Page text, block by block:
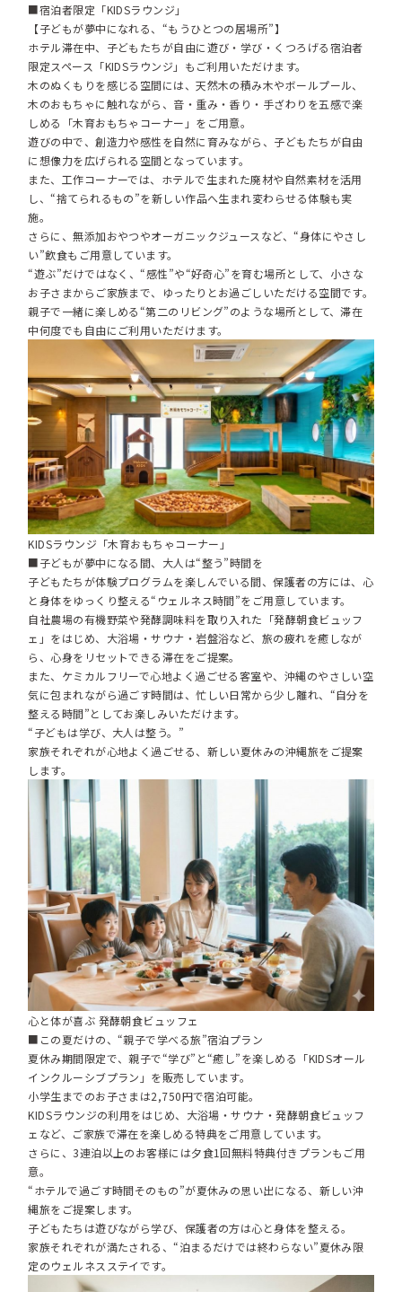
■宿泊者限定「KIDSラウンジ」
【子どもが夢中になれる、“もうひとつの居場所”】
ホテル滞在中、子どもたちが自由に遊び・学び・くつろげる宿泊者
限定スペース「KIDSラウンジ」もご利用いただけます。
木のぬくもりを感じる空間には、天然木の積み木やボールプール、
木のおもちゃに触れながら、音・重み・香り・手ざわりを五感で楽
しめる「木育おもちゃコーナー」をご用意。
遊びの中で、創造力や感性を自然に育みながら、子どもたちが自由
に想像力を広げられる空間となっています。
また、工作コーナーでは、ホテルで生まれた廃材や自然素材を活用
し、“捨てられるもの”を新しい作品へ生まれ変わらせる体験も実
施。
さらに、無添加おやつやオーガニックジュースなど、“身体にやさし
い”飲食もご用意しています。
“遊ぶ”だけではなく、“感性”や“好奇心”を育む場所として、小さな
お子さまからご家族まで、ゆったりとお過ごしいただける空間です。
親子で一緒に楽しめる“第二のリビング”のような場所として、滞在
中何度でも自由にご利用いただけます。
KIDSラウンジ「木育おもちゃコーナー」
■子どもが夢中になる間、大人は“整う”時間を
子どもたちが体験プログラムを楽しんでいる間、保護者の方には、心
と身体をゆっくり整える“ウェルネス時間”をご用意しています。
自社農場の有機野菜や発酵調味料を取り入れた「発酵朝食ビュッフ
ェ」をはじめ、大浴場・サウナ・岩盤浴など、旅の疲れを癒しなが
ら、心身をリセットできる滞在をご提案。
また、ケミカルフリーで心地よく過ごせる客室や、沖縄のやさしい空
気に包まれながら過ごす時間は、忙しい日常から少し離れ、“自分を
整える時間”としてお楽しみいただけます。
“子どもは学び、大人は整う。”
家族それぞれが心地よく過ごせる、新しい夏休みの沖縄旅をご提案
します。
心と体が喜ぶ 発酵朝食ビュッフェ
■この夏だけの、“親子で学べる旅”宿泊プラン
夏休み期間限定で、親子で“学び”と“癒し”を楽しめる「KIDSオール
インクルーシブプラン」を販売しています。
小学生までのお子さまは2,750円で宿泊可能。
KIDSラウンジの利用をはじめ、大浴場・サウナ・発酵朝食ビュッフ
ェなど、ご家族で滞在を楽しめる特典をご用意しています。
さらに、3連泊以上のお客様には夕食1回無料特典付きプランもご用
意。
“ホテルで過ごす時間そのもの”が夏休みの思い出になる、新しい沖
縄旅をご提案します。
子どもたちは遊びながら学び、保護者の方は心と身体を整える。
家族それぞれが満たされる、“泊まるだけでは終わらない”夏休み限
定のウェルネスステイです。